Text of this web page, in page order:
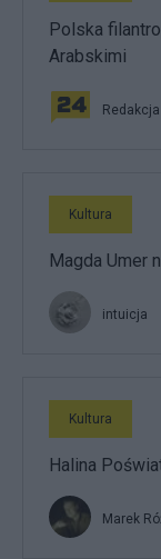
Polska
Arabskimi
Redakcja
Kultura
Magda Umer
intuicja
Kultura
Halina
Marek